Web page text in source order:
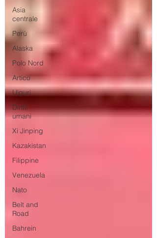
Asia
centrale
Perù
Alaska
Polo Nord
Artico
Uiguri
Diritti
umani
Xi Jinping
Kazakistan
Filippine
Venezuela
Nato
Belt and
Road
Bahrein